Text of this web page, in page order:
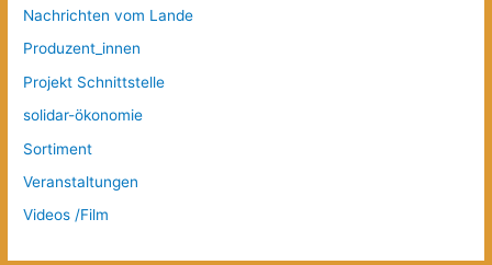
Nachrichten vom Lande
Produzent_innen
Projekt Schnittstelle
solidar-ökonomie
Sortiment
Veranstaltungen
Videos /Film